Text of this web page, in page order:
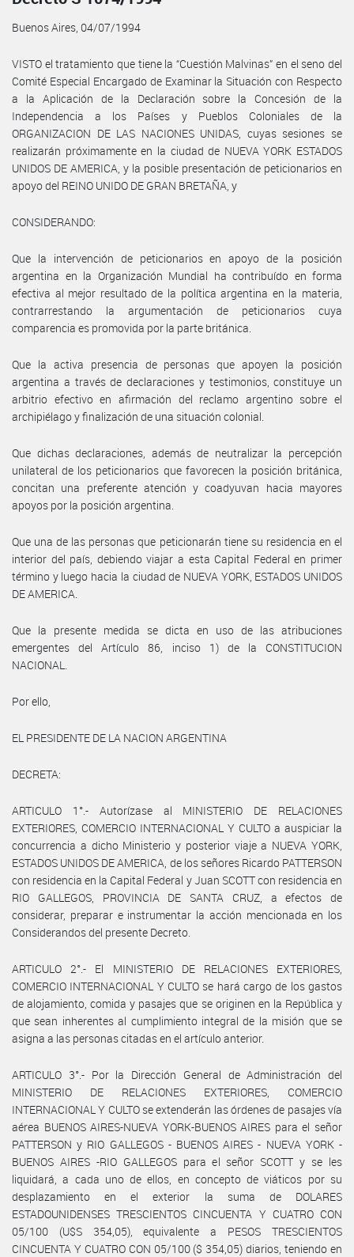
Buenos Aires, 04/07/1994
VISTO el tratamiento que tiene la “Cuestión Malvinas” en el seno del
Comité Especial Encargado de Examinar la Situación con Respecto
a la Aplicación de la Declaración sobre la Concesión de la
Independencia a los Países y Pueblos Coloniales de la
ORGANIZACION DE LAS NACIONES UNIDAS, cuyas sesiones se
realizarán próximamente en la ciudad de NUEVA YORK ESTADOS
UNIDOS DE AMERICA, y la posible presentación de peticionarios en
apoyo del REINO UNIDO DE GRAN BRETAÑA, y
CONSIDERANDO:
Que la intervención de peticionarios en apoyo de la posición
argentina en la Organización Mundial ha contribuído en forma
efectiva al mejor resultado de la política argentina en la materia,
contrarrestando la argumentación de peticionarios cuya
comparencia es promovida por la parte británica.
Que la activa presencia de personas que apoyen la posición
argentina a través de declaraciones y testimonios, constituye un
arbitrio efectivo en afirmación del reclamo argentino sobre el
archipiélago y finalización de una situación colonial.
Que dichas declaraciones, además de neutralizar la percepción
unilateral de los peticionarios que favorecen la posición británica,
concitan una preferente atención y coadyuvan hacia mayores
apoyos por la posición argentina.
Que una de las personas que peticionarán tiene su residencia en el
interior del país, debiendo viajar a esta Capital Federal en primer
término y luego hacia la ciudad de NUEVA YORK, ESTADOS UNIDOS
DE AMERICA.
Que la presente medida se dicta en uso de las atribuciones
emergentes del Artículo 86, inciso 1) de la CONSTITUCION
NACIONAL.
Por ello,
EL PRESIDENTE DE LA NACION ARGENTINA
DECRETA:
ARTICULO 1°.- Autorízase al MINISTERIO DE RELACIONES
EXTERIORES, COMERCIO INTERNACIONAL Y CULTO a auspiciar la
concurrencia a dicho Ministerio y posterior viaje a NUEVA YORK,
ESTADOS UNIDOS DE AMERICA, de los señores Ricardo PATTERSON
con residencia en la Capital Federal y Juan SCOTT con residencia en
RIO GALLEGOS, PROVINCIA DE SANTA CRUZ, a efectos de
considerar, preparar e instrumentar la acción mencionada en los
Considerandos del presente Decreto.
ARTICULO 2°.- El MINISTERIO DE RELACIONES EXTERIORES,
COMERCIO INTERNACIONAL Y CULTO se hará cargo de los gastos
de alojamiento, comida y pasajes que se originen en la República y
que sean inherentes al cumplimiento integral de la misión que se
asigna a las personas citadas en el artículo anterior.
ARTICULO 3°.- Por la Dirección General de Administración del
MINISTERIO DE RELACIONES EXTERIORES, COMERCIO
INTERNACIONAL Y CULTO se extenderán las órdenes de pasajes vía
aérea BUENOS AIRES-NUEVA YORK-BUENOS AIRES para el señor
PATTERSON y RIO GALLEGOS - BUENOS AIRES - NUEVA YORK -
BUENOS AIRES -RIO GALLEGOS para el señor SCOTT y se les
liquidará, a cada uno de ellos, en concepto de viáticos por su
desplazamiento en el exterior la suma de DOLARES
ESTADOUNIDENSES TRESCIENTOS CINCUENTA Y CUATRO CON
05/100 (U$S 354,05), equivalente a PESOS TRESCIENTOS
CINCUENTA Y CUATRO CON 05/100 ($ 354,05) diarios, teniendo en